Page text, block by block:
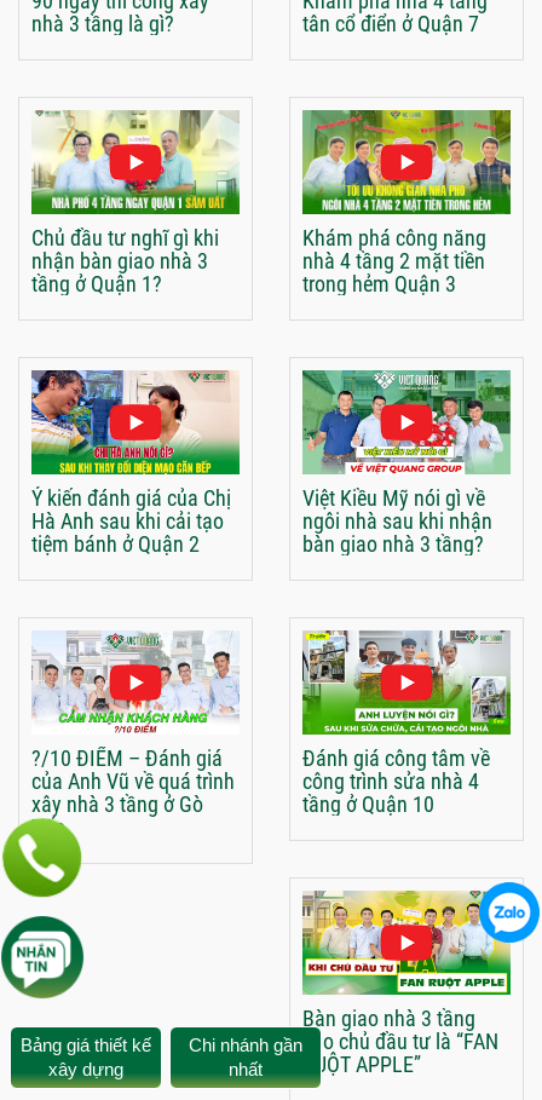
nhà 3 tầng là gì?
tân cổ điển ở Quận 7
Chủ đầu tư nghĩ gì khi
nhận bàn giao nhà 3
tầng ở Quận 1?
Khám phá công năng
nhà 4 tầng 2 mặt tiền
trong hẻm Quận 3
Ý kiến đánh giá của Chị
Hà Anh sau khi cải tạo
tiệm bánh ở Quận 2
Việt Kiều Mỹ nói gì về
ngôi nhà sau khi nhận
bàn giao nhà 3 tầng?
?/10 ĐIỂM – Đánh giá
của Anh Vũ về quá trình
xây nhà 3 tầng ở Gò
Vấp
Đánh giá công tâm về
công trình sửa nhà 4
tầng ở Quận 10
Bàn giao nhà 3 tầng
cho chủ đầu tư là “FAN
RUỘT APPLE”
Bảng giá thiết kế
xây dựng
Chi nhánh gần
nhất